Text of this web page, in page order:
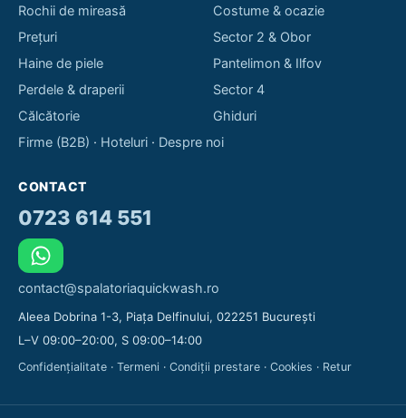
Rochii de mireasă
Prețuri
Haine de piele
Perdele & draperii
Călcătorie
Costume & ocazie
Sector 2 & Obor
Pantelimon & Ilfov
Sector 4
Ghiduri
Firme (B2B) · Hoteluri · Despre noi
CONTACT
0723 614 551
contact@spalatoriaquickwash.ro
Aleea Dobrina 1-3, Piața Delfinului, 022251 București
L–V 09:00–20:00, S 09:00–14:00
Confidențialitate · Termeni · Condiții prestare · Cookies · Retur